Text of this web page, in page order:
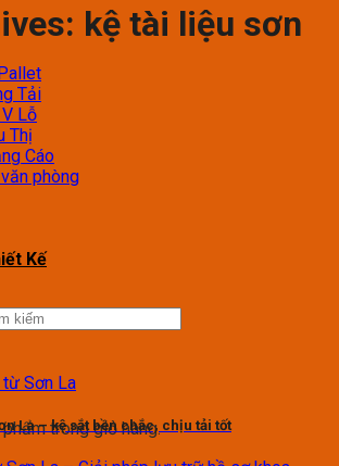
Tải
Lỗ
Thị
Cáo
phòng
Kế
trong giỏ hàng.
kệ tài liệu sơn
La – kệ sắt bền chắc, chịu tải tốt